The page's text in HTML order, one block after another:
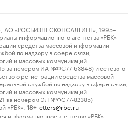
«РОСБИЗНЕСКОНСАЛТИНГ», 1995–
информационного агентства «РБК»
средства массовой информации
по надзору в сфере связи,
и массовых коммуникаций
за номером ИА №ФС77-63848) и сетевого
о регистрации средства массовой
службой по надзору в сфере связи,
и массовых коммуникаций
за номером ЭЛ №ФС77-82385)
«РБК».
18+ letters@rbc.ru
информационное агентство «РБК».